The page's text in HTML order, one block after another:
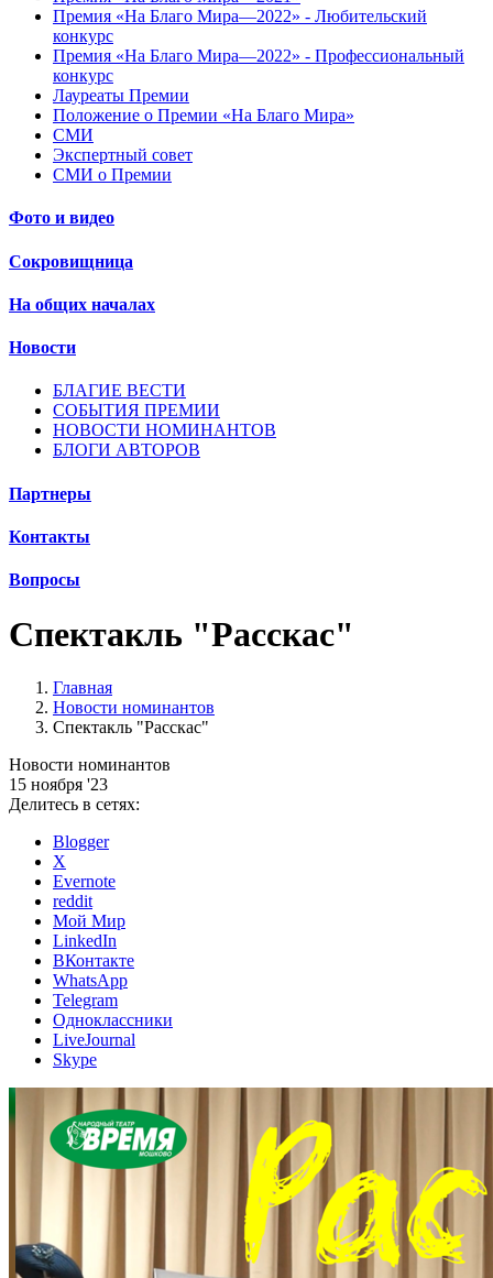
Премия «На Благо Мира—2022» - Любительский
конкурс
Премия «На Благо Мира—2022» - Профессиональный
конкурс
Лауреаты Премии
Положение о Премии «На Благо Мира»
СМИ
Экспертный совет
СМИ о Премии
Фото и видео
Сокровищница
На общих началах
Новости
БЛАГИЕ ВЕСТИ
СОБЫТИЯ ПРЕМИИ
НОВОСТИ НОМИНАНТОВ
БЛОГИ АВТОРОВ
Партнеры
Контакты
Вопросы
Спектакль "Расскас"
Главная
Новости номинантов
Спектакль "Расскас"
Новости номинантов
15 ноября '23
Делитесь в сетях:
Blogger
X
Evernote
reddit
Мой Мир
LinkedIn
ВКонтакте
WhatsApp
Telegram
Одноклассники
LiveJournal
Skype